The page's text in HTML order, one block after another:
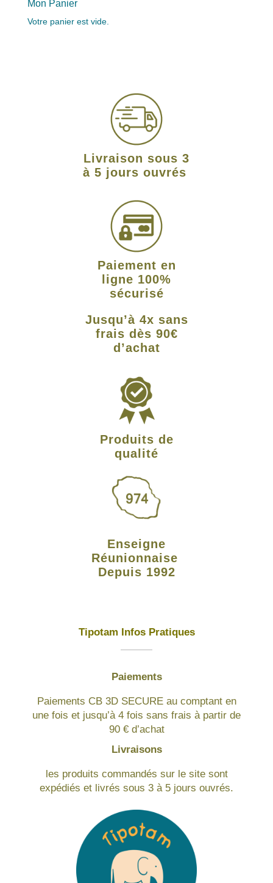
Mon Panier
Votre panier est vide.
Livraison sous 3
à 5 jours ouvrés
Paiement en
ligne 100%
sécurisé
Jusqu’à 4x sans
frais dès 90€
d’achat
Produits de
qualité
Enseigne
Réunionnaise
Depuis 1992
Tipotam Infos Pratiques
Paiements
Paiements CB 3D SECURE au comptant en
une fois et jusqu’à 4 fois sans frais à partir de
90 € d’achat
Livraisons
les produits commandés sur le site sont
expédiés et livrés sous 3 à 5 jours ouvrés.